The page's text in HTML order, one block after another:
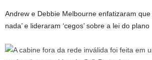
Andrew e Debbie Melbourne enfatizaram que
nada’ e lideraram ‘cegos’ sobre a lei do plano